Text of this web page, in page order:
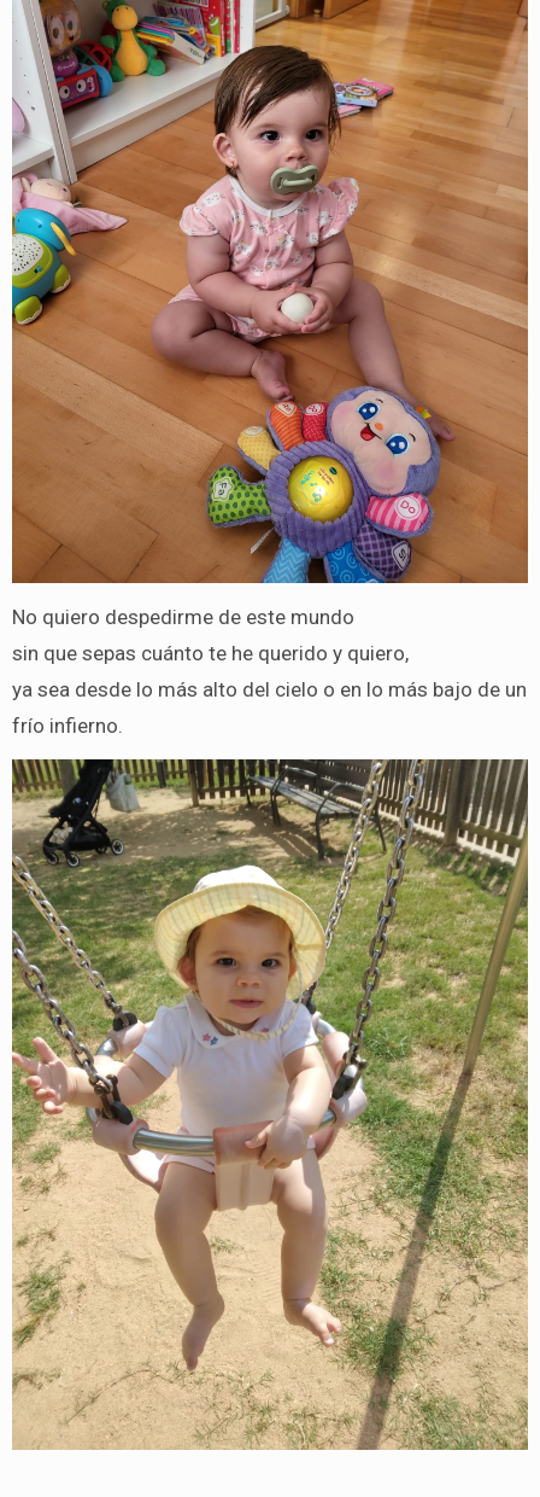
No quiero despedirme de este mundo
sin que sepas cuánto te he querido y quiero,
ya sea desde lo más alto del cielo o en lo más bajo de un
frío infierno.